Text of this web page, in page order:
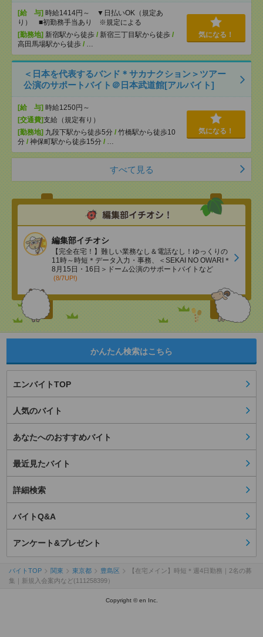
[給 与] 時給1414円～ ▼日払いOK（規定あ
り） ■初勤務手当あり ※規定による
[勤務地] 新宿駅から徒歩 / 新宿三丁目駅から徒歩 /
高田馬場駅から徒歩 / …
気になる！
＜日本を代表するバンド＊サカナクション＞ツアー
公演のサポートバイト＠日本武道館[アルバイト]
[給 与] 時給1250円～
[交通費]支給（規定有り）
[勤務地] 九段下駅から徒歩5分 / 竹橋駅から徒歩10
分 / 神保町駅から徒歩15分 / …
気になる！
すべて見る
編集部イチオシ
【完全在宅！】難しい業務なし＆電話なし！ゆっくりの
11時～時短＊データ入力・事務、＜SEKAI NO OWARI＊
8月15日・16日＞ドーム公演のサポートバイトなど
(8/7UP!)
かんたん検索はこちら
エンバイトTOP
人気のバイト
あなたへのおすすめバイト
最近見たバイト
詳細検索
バイトQ&A
アンケート&プレゼント
バイトTOP 関東 東京都 豊島区
【在宅メイン】時短＊週4日勤務｜2名の募
集｜新規入会案内など(111258399）
Copyright © en Inc.